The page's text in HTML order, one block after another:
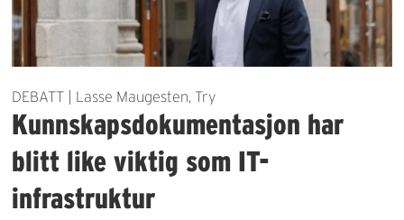
DEBATT | Lasse Maugesten, Try
Kunnskapsdokumentasjon har
blitt like viktig som IT-
infrastruktur